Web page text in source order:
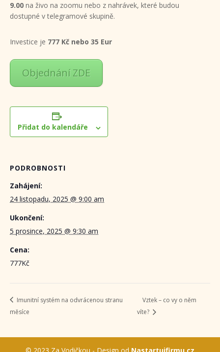
9.00 na živo na zoomu nebo z nahrávek, které budou
dostupné v telegramové skupině.
Investice je 777 Kč nebo 35 Eur
Objednání ZDE
Přidat do kalendáře
PODROBNOSTI
Zahájení:
24 listopadu, 2025 @ 9:00 am
Ukončení:
5 prosince, 2025 @ 9:30 am
Cena:
777Kč
Imunitní systém na odvrácenou stranu
měsíce
Vztek – co vy o něm
víte?